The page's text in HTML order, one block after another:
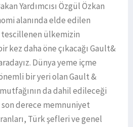
Yardımcısı Özgül Özkan
alanında elde edilen
tescillenen ülkemizin
kez daha öne çıkacağı Gault&
Dünya yeme içme
bir yeri olan Gault &
da dahil edileceği
derece memnuniyet
Türk şefleri ve genel